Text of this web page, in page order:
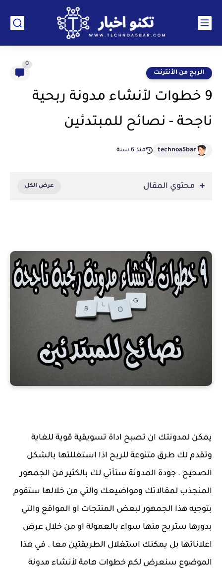
الربح من الأنترنت
0
9 خطوات لأنشاء مدونة ربحية
ناجحة - نصائح للمبتدئين
technoa5bar منذ 6 سنة
محتوي المقال
يمكن لمدونتك ان تصبح اداة تسويقية قوية للغاية
وتقدم لك طرق متنوعة للربح اذا استغللتها بالشكل
الصحيح . جودة المدونة ستأتي لك بالكثير من الجمهور
المنجذب لمقالاتك ومواضيعك والتي من خلالها ستقوم
بتوجيه هذا الجمهور لبعض المنتجات او المواقع والتي
بدورها ستربح منها سواء بالعمولة او من خلال عرض
اعلاناتها بل يمكنك استغلال الطريقتين معا . في هذا
الموضوع سنعرض لكم خطوات هامة لأنشاء مدونة